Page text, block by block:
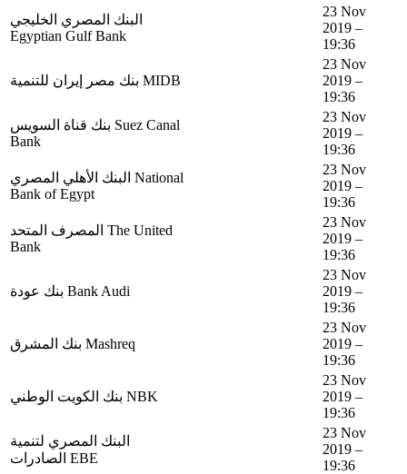
البنك المصري الخليجي
Egyptian Gulf Bank
23 Nov
2019 –
19:36
بنك مصر إيران للتنمية MIDB
23 Nov
2019 –
19:36
بنك قناة السويس Suez Canal
Bank
23 Nov
2019 –
19:36
البنك الأهلي المصري National
Bank of Egypt
23 Nov
2019 –
19:36
المصرف المتحد The United
Bank
23 Nov
2019 –
19:36
بنك عودة Bank Audi
23 Nov
2019 –
19:36
بنك المشرق Mashreq
23 Nov
2019 –
19:36
بنك الكويت الوطني NBK
23 Nov
2019 –
19:36
البنك المصري لتنمية
الصادرات EBE
23 Nov
2019 –
19:36